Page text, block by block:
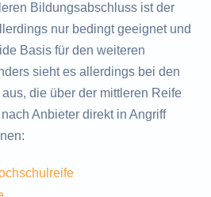
Bildungsabschluss ist der
nur bedingt geeignet und
Basis für den weiteren
sieht es allerdings bei den
die über der mittleren Reife
Anbieter direkt in Angriff